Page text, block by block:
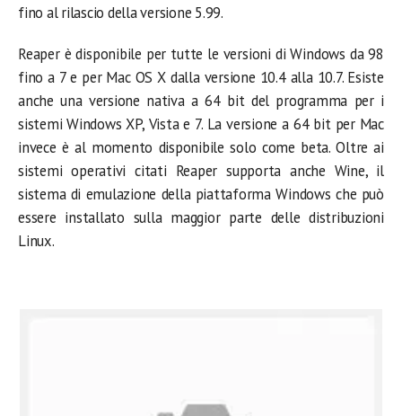
fino al rilascio della versione 5.99.
Reaper è disponibile per tutte le versioni di Windows da 98
fino a 7 e per Mac OS X dalla versione 10.4 alla 10.7. Esiste
anche una versione nativa a 64 bit del programma per i
sistemi Windows XP, Vista e 7. La versione a 64 bit per Mac
invece è al momento disponibile solo come beta. Oltre ai
sistemi operativi citati Reaper supporta anche Wine, il
sistema di emulazione della piattaforma Windows che può
essere installato sulla maggior parte delle distribuzioni
Linux.